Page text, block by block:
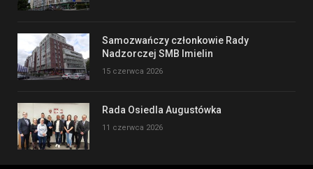
Samozwańczy członkowie Rady
Nadzorczej SMB Imielin
15 czerwca 2026
Rada Osiedla Augustówka
11 czerwca 2026